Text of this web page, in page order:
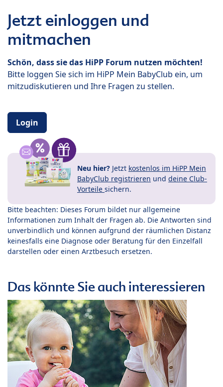
Jetzt einloggen und
mitmachen
Schön, dass sie das HiPP Forum nutzen möchten!
Bitte loggen Sie sich im HiPP Mein BabyClub ein, um
mitzudiskutieren und Ihre Fragen zu stellen.
Login
Neu hier? Jetzt kostenlos im HiPP Mein
BabyClub registrieren und deine Club-
Vorteile sichern.
Bitte beachten: Dieses Forum bildet nur allgemeine
Informationen zum Inhalt der Fragen ab. Die Antworten sind
unverbindlich und können aufgrund der räumlichen Distanz
keinesfalls eine Diagnose oder Beratung für den Einzelfall
darstellen oder einen Arztbesuch ersetzen.
Das könnte Sie auch interessieren